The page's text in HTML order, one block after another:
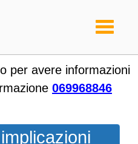
Toggle
per avere informazioni
069968846